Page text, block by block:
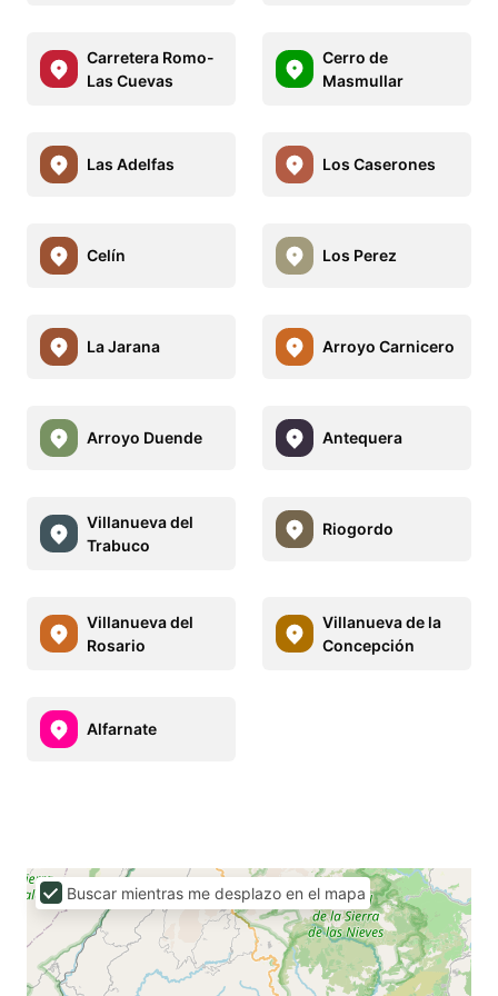
Carretera Romo-
Las Cuevas
Cerro de
Masmullar
Las Adelfas Los Caserones
Celín Los Perez
La Jarana Arroyo Carnicero
Arroyo Duende Antequera
Villanueva del
Trabuco
Riogordo
Villanueva del
Rosario
Villanueva de la
Concepción
Alfarnate
Buscar mientras me desplazo en el mapa